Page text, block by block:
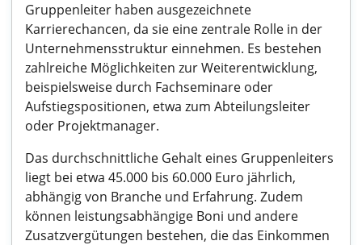
Gruppenleiter haben ausgezeichnete
Karrierechancen, da sie eine zentrale Rolle in der
Unternehmensstruktur einnehmen. Es bestehen
zahlreiche Möglichkeiten zur Weiterentwicklung,
beispielsweise durch Fachseminare oder
Aufstiegspositionen, etwa zum Abteilungsleiter
oder Projektmanager.
Das durchschnittliche Gehalt eines Gruppenleiters
liegt bei etwa 45.000 bis 60.000 Euro jährlich,
abhängig von Branche und Erfahrung. Zudem
können leistungsabhängige Boni und andere
Zusatzvergütungen bestehen, die das Einkommen